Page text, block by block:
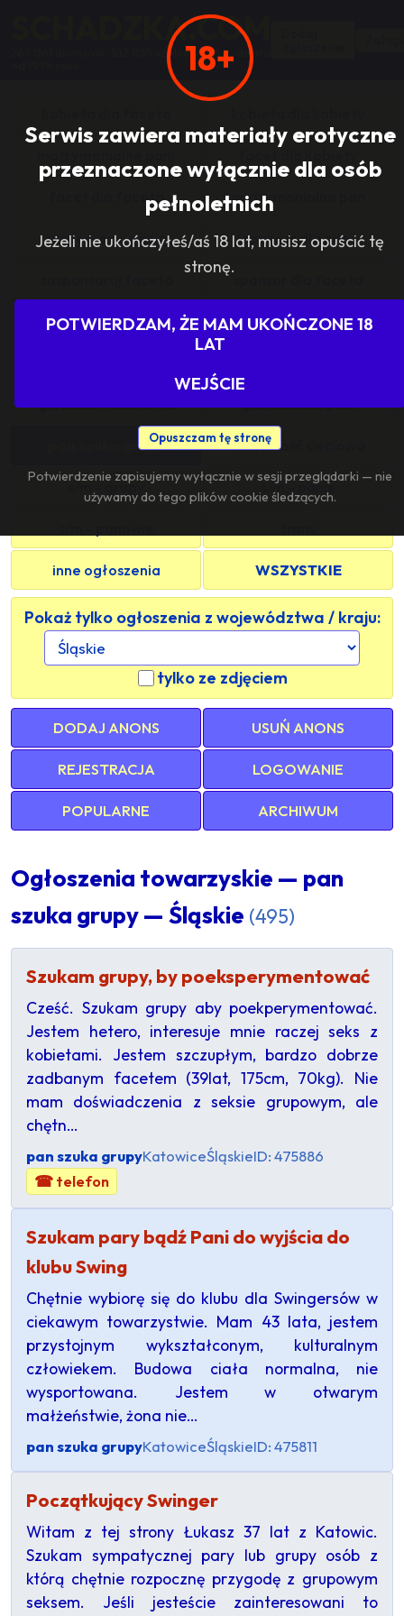
18+
Serwis zawiera materiały erotyczne
przeznaczone wyłącznie dla osób
pełnoletnich
Jeżeli nie ukończyłeś/aś 18 lat, musisz opuścić tę
stronę.
POTWIERDZAM, ŻE MAM UKOŃCZONE 18
LAT
WEJŚCIE
Opuszczam tę stronę
Potwierdzenie zapisujemy wyłącznie w sesji przeglądarki — nie
używamy do tego plików cookie śledzących.
SCHADZKA.COM
267 061 anonsów, 352 035 użytkowników, działa
facet dla faceta matrymonialne pan
zasponsoruj panią sponsor dla pani
sponsoring grupy agencje towarzyskie
grupowo i odlotowo grupa szuka pani
pan szuka grupy znajomość sieciowa
s/m - grupy s/m - panie
inne ogłoszenia WSZYSTKIE
Pokaż tylko ogłoszenia z województwa / kraju:
tylko ze zdjęciem
DODAJ ANONS USUŃ ANONS
REJESTRACJA LOGOWANIE
POPULARNE ARCHIWUM
Ogłoszenia towarzyskie — pan
szuka grupy — Śląskie (495)
Szukam grupy, by poeksperymentować
Cześć. Szukam grupy aby poekperymentować.
Jestem hetero, interesuje mnie raczej seks z
kobietami. Jestem szczupłym, bardzo dobrze
zadbanym facetem (39lat, 175cm, 70kg). Nie
mam doświadczenia z seksie grupowym, ale
chętn…
pan szuka grupyKatowiceŚląskieID: 475886
☎ telefon
Szukam pary bądź Pani do wyjścia do
klubu Swing
Chętnie wybiorę się do klubu dla Swingersów w
ciekawym towarzystwie. Mam 43 lata, jestem
przystojnym wykształconym, kulturalnym
człowiekem. Budowa ciała normalna, nie
wysportowana. Jestem w otwarym
małżeństwie, żona nie…
pan szuka grupyKatowiceŚląskieID: 475811
Początkujący Swinger
Witam z tej strony Łukasz 37 lat z Katowic.
Szukam sympatycznej pary lub grupy osób z
którą chętnie rozpocznę przygodę z grupowym
seksem. Jeśli jesteście zainteresowani to